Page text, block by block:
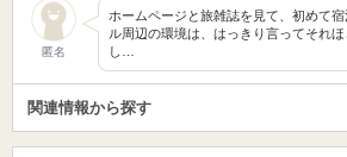
匿名
ホームページと旅雑誌を見て、初めて
ル周辺の環境は、はっきり言ってそれ
し…
関連情報から探す